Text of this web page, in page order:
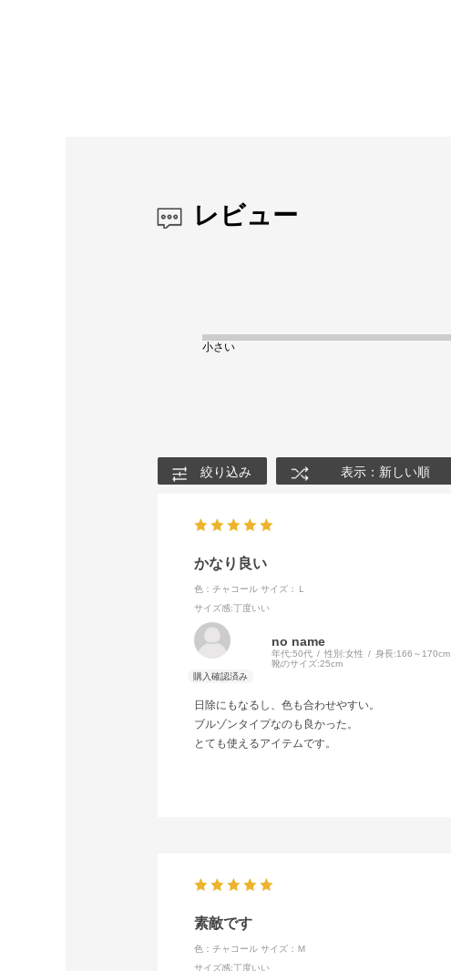
レビュー
小さい
絞り込み 表示：新しい順
かなり良い
色：チャコール サイズ：Ｌ
サイズ感:丁度いい
no name
年代:50代 性別:女性 身長:166～170cm
靴のサイズ:25cm
日除にもなるし、色も合わせやすい。
ブルゾンタイプなのも良かった。
とても使えるアイテムです。
素敵です
色：チャコール サイズ：Ｍ
サイズ感:丁度いい